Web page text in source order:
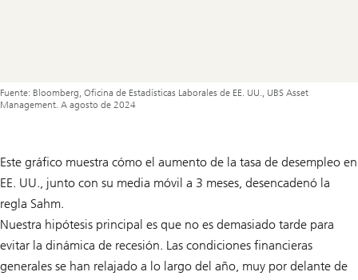
Fuente: Bloomberg, Oficina de Estadísticas Laborales de EE. UU., UBS Asset
Management. A agosto de 2024
Este gráfico muestra cómo el aumento de la tasa de desempleo en
EE. UU., junto con su media móvil a 3 meses, desencadenó la
regla Sahm.
Nuestra hipótesis principal es que no es demasiado tarde para
evitar la dinámica de recesión. Las condiciones financieras
generales se han relajado a lo largo del año, muy por delante de